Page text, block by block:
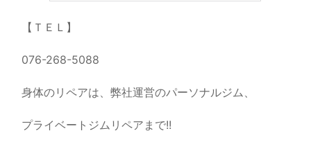
【ＴＥＬ】
076-268-5088
身体のリペアは、弊社運営のパーソナルジム、
プライベートジムリペアまで!!